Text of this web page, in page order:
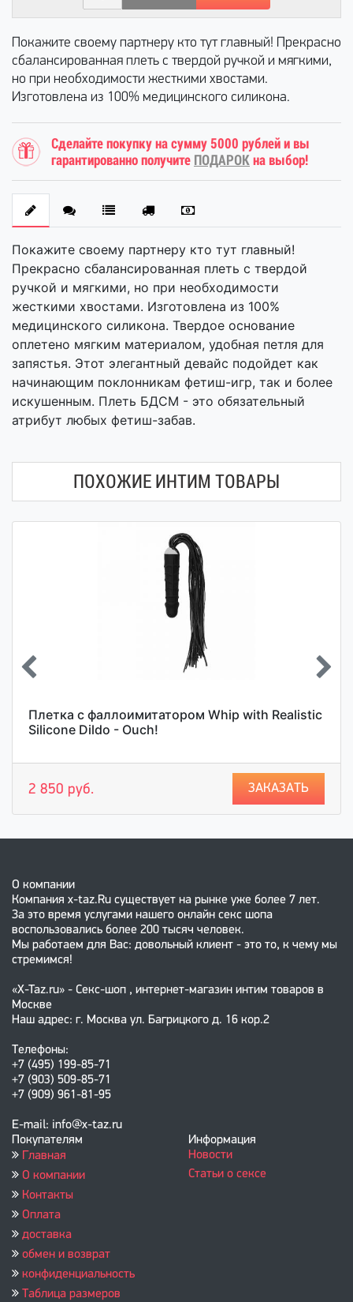
Покажите своему партнеру кто тут главный! Прекрасно
сбалансированная плеть с твердой ручкой и мягкими,
но при необходимости жесткими хвостами.
Изготовлена из 100% медицинского силикона.
Сделайте покупку на сумму 5000 рублей и вы
гарантированно получите ПОДАРОК на выбор!
Покажите своему партнеру кто тут главный!
Прекрасно сбалансированная плеть с твердой
ручкой и мягкими, но при необходимости
жесткими хвостами. Изготовлена из 100%
медицинского силикона. Твердое основание
оплетено мягким материалом, удобная петля для
запястья. Этот элегантный девайс подойдет как
начинающим поклонникам фетиш-игр, так и более
искушенным. Плеть БДСМ - это обязательный
атрибут любых фетиш-забав.
ПОХОЖИЕ ИНТИМ ТОВАРЫ
Плетка с фаллоимитатором Whip with Realistic
Silicone Dildo - Ouch!
2 850 руб. ЗАКАЗАТЬ
О компании
Компания x-taz.Ru существует на рынке уже более 7 лет.
За это время услугами нашего онлайн секс шопа
воспользовались более 200 тысяч человек.
Мы работаем для Вас: довольный клиент - это то, к чему мы
стремимся!
«X-Taz.ru» - Секс-шоп , интернет-магазин интим товаров в
Москве
Наш адрес: г. Москва ул. Багрицкого д. 16 кор.2
Телефоны:
+7 (495) 199-85-71
+7 (903) 509-85-71
+7 (909) 961-81-95
E-mail: info@x-taz.ru
Покупателям
Главная
О компании
Контакты
Оплата
доставка
обмен и возврат
конфиденциальность
Таблица размеров
Информация
Новости
Статьи о сексе